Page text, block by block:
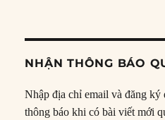
NHẬN THÔNG BÁO
Nhập địa chỉ email và đăng ký
thông báo khi có bài viết mới